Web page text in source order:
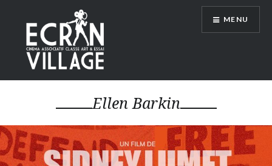
contenu
principal
ÉCRAN VILLAGE
MENU
Ellen Barkin